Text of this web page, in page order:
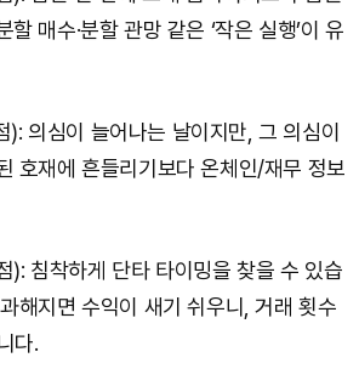
매수·분할 관망 같은 ‘작은 실행’이 유
의심이 늘어나는 날이지만, 그 의심이
호재에 흔들리기보다 온체인/재무 정보
침착하게 단타 타이밍을 찾을 수 있습
해지면 수익이 새기 쉬우니, 거래 횟수
다.